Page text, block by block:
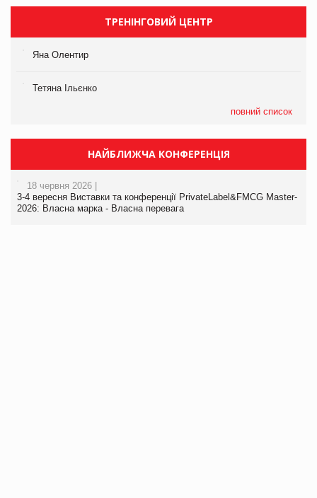
ТРЕНІНГОВИЙ ЦЕНТР
Яна Олентир
Тетяна Ільєнко
повний список
НАЙБЛИЖЧА КОНФЕРЕНЦІЯ
18 червня 2026 |
3-4 вересня Виставки та конференції PrivateLabel&FMCG Master-
2026: Власна марка - Власна перевага